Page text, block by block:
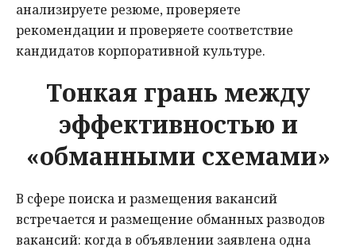
анализируете резюме, проверяете
рекомендации и проверяете соответствие
кандидатов корпоративной культуре.
Тонкая грань между
эффективностью и
«обманными схемами»
В сфере поиска и размещения вакансий
встречается и размещение обманных разводов
вакансий: когда в объявлении заявлена одна